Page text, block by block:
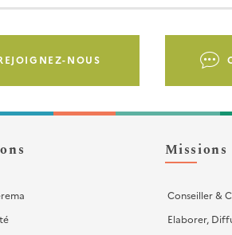
NOUS
Missions
Conseiller &
Elaborer,